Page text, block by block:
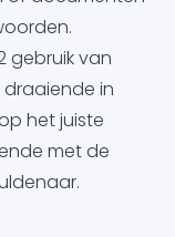
gebruik van
in
het juiste
met de